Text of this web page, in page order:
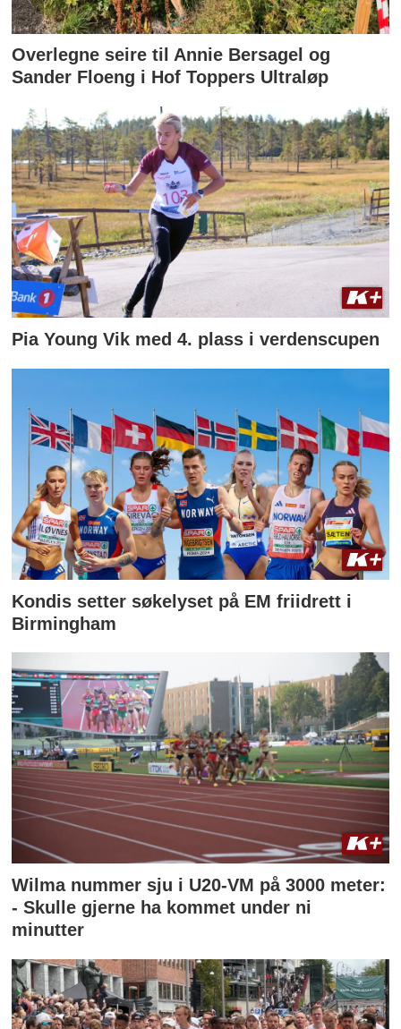
Overlegne seire til Annie Bersagel og
Sander Floeng i Hof Toppers Ultraløp
Pia Young Vik med 4. plass i verdenscupen
Kondis setter søkelyset på EM friidrett i
Birmingham
Wilma nummer sju i U20-VM på 3000 meter:
- Skulle gjerne ha kommet under ni
minutter